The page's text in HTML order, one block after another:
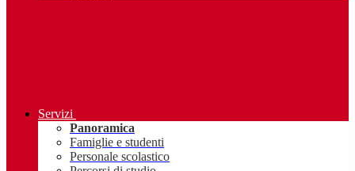
Servizi
Panoramica
Famiglie e studenti
Personale scolastico